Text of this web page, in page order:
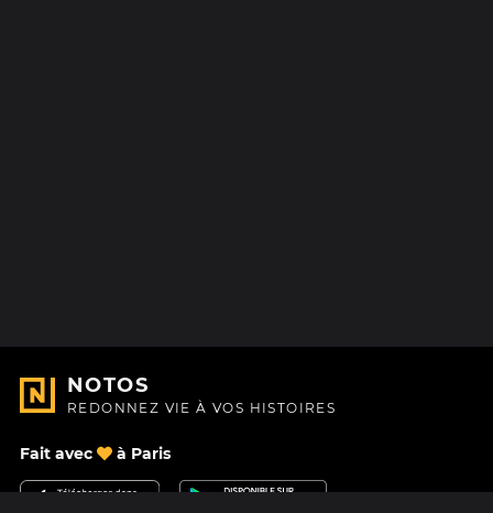
NOTOS
REDONNEZ VIE À VOS HISTOIRES
Fait avec à Paris